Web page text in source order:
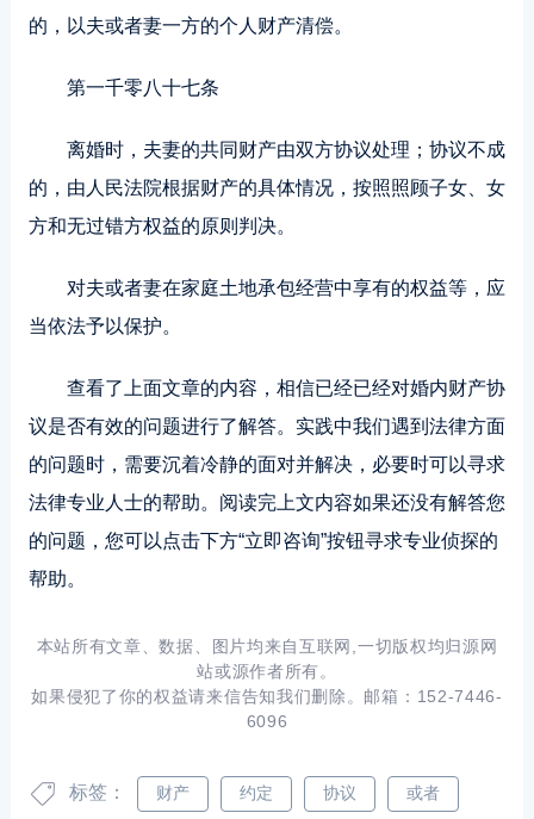
的，以夫或者妻一方的个人财产清偿。
第一千零八十七条
离婚时，夫妻的共同财产由双方协议处理；协议不成
的，由人民法院根据财产的具体情况，按照照顾子女、女
方和无过错方权益的原则判决。
对夫或者妻在家庭土地承包经营中享有的权益等，应
当依法予以保护。
查看了上面文章的内容，相信已经已经对婚内财产协
议是否有效的问题进行了解答。实践中我们遇到法律方面
的问题时，需要沉着冷静的面对并解决，必要时可以寻求
法律专业人士的帮助。阅读完上文内容如果还没有解答您
的问题，您可以点击下方“立即咨询”按钮寻求专业侦探的
帮助。
本站所有文章、数据、图片均来自互联网,一切版权均归源网
站或源作者所有。
如果侵犯了你的权益请来信告知我们删除。邮箱：152-7446-
6096
标签： 财产 约定 协议 或者